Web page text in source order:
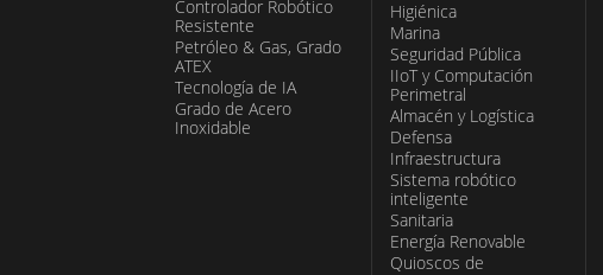
Controlador Robótico
Resistente
Petróleo & Gas, Grado
ATEX
Tecnología de IA
Grado de Acero
Inoxidable
Higiénica
Marina
Seguridad Pública
IIoT y Computación
Perimetral
Almacén y Logística
Defensa
Infraestructura
Sistema robótico
inteligente
Sanitaria
Energía Renovable
Quioscos de